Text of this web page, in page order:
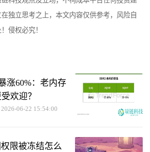
独立思考之上，本文内容仅供参考，风险自
侵权必究！
涨60%：老内存
欢迎？
2026-06-22 15:54:00
限被冻结怎么